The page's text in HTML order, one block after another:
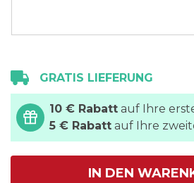
GRATIS LIEFERUNG
10 € Rabatt auf Ihre
5 € Rabatt auf Ihre
IN DEN